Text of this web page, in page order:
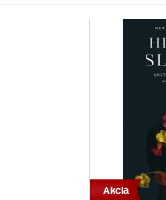
Akcia